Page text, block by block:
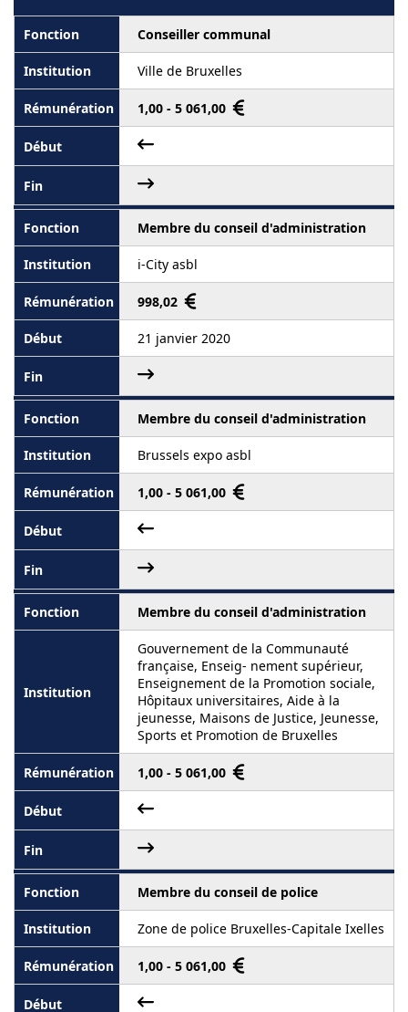
Conseiller communal
Ville de Bruxelles
1,00 - 5 061,00
Membre du conseil d'administration
i-City asbl
998,02
21 janvier 2020
Membre du conseil d'administration
Brussels expo asbl
1,00 - 5 061,00
Membre du conseil d'administration
Gouvernement de la Communauté
française, Enseig- nement supérieur,
Enseignement de la Promotion sociale,
Hôpitaux universitaires, Aide à la
jeunesse, Maisons de Justice, Jeunesse,
Sports et Promotion de Bruxelles
1,00 - 5 061,00
Membre du conseil de police
Zone de police Bruxelles-Capitale Ixelles
1,00 - 5 061,00